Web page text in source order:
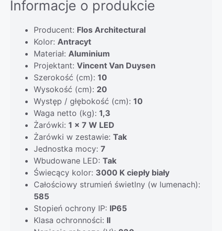
Informacje o produkcie
Producent: Flos Architectural
Kolor: Antracyt
Materiał: Aluminium
Projektant: Vincent Van Duysen
Szerokość (cm): 10
Wysokość (cm): 20
Występ / głębokość (cm): 10
Waga netto (kg): 1,3
Żarówki: 1 x 7 W LED
Żarówki w zestawie: Tak
Jednostka mocy: 7
Wbudowane LED: Tak
Świecący kolor: 3000 K ciepły biały
Całościowy strumień świetlny (w lumenach):
585
Stopień ochrony IP: IP65
Klasa ochronności: II